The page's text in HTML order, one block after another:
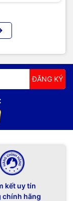
ĐĂNG KÝ
kết uy tín
chính hãng